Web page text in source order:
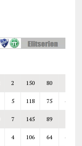
2 150 80
5 118 75 43
7 145 89
4 106 64 42